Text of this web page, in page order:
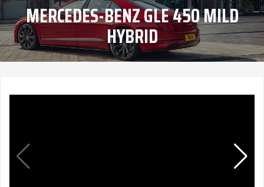
MERCEDES-BENZ GLE 450 MILD
HYBRID